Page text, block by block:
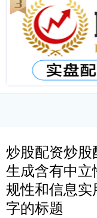
炒股配资炒
生成含有中
规性和信息
字的标题